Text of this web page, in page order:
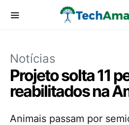
Notícias
Projeto solta 11
reabilitados na
Animais passam por